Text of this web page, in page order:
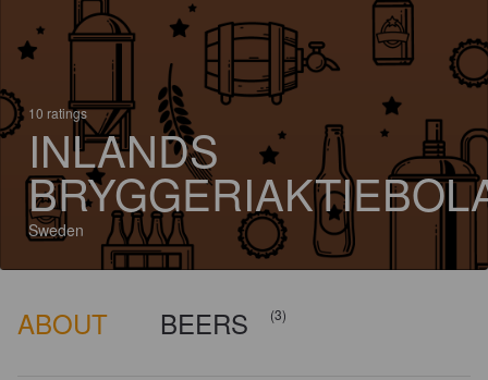
10 ratings
INLANDS
Sweden
ABOUT BEERS (3)